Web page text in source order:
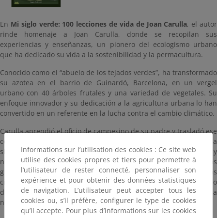
En Mi siglo verde: 100 lecciones de vida de Joan Carulla, el autor
rinde homenaje a Joan Carulla, donde se recopilan sus
experiencias y enseñanzas, un pionero del ecologismo urbano
que ha dedicado su vida a la sostenibilidad y la permacultura.
Conocido como el “abuelo de los tejados verdes”, ha transformado
su azotea en el barrio de Guinardó, Barcelona, en un vergel
urbano con 40 árboles frutales y una variedad de vegetales. Su
enfoque innovador y su dedicación a la agricultura urbana lo han
convertido en un referente en la lucha contra el cambio climático.
Carulla aprendió el oficio de campesino de su padre y trasladó ese
conocimiento a su azotea en Barcelona. A lo largo de su vida, ha
sido un activista incansable, promoviendo prácticas sostenibles y
naturales mucho antes de que se convirtieran en tendencias
globales. Su enfoque intuitivo y su capacidad para adaptarse a las
circunstancias lo han llevado a crear un espacio verde en medio
de la ciudad, demostrando que es posible vivir en armonía con la
naturaleza incluso en entornos urbanos
Informations sur l’utilisation des cookies : Ce site web
utilise des cookies propres et tiers pour permettre à
l’utilisateur de rester connecté, personnaliser son
expérience et pour obtenir des données statistiques
de navigation. L’utilisateur peut accepter tous les
cookies ou, s’il préfère, configurer le type de cookies
qu’il accepte. Pour plus d’informations sur les cookies